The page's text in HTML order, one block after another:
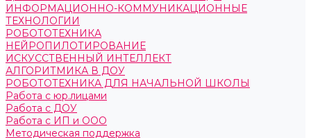
ИНФОРМАЦИОННО-КОММУНИКАЦИОННЫЕ
ТЕХНОЛОГИИ
РОБОТОТЕХНИКА
НЕЙРОПИЛОТИРОВАНИЕ
ИСКУССТВЕННЫЙ ИНТЕЛЛЕКТ
АЛГОРИТМИКА В ДОУ
РОБОТОТЕХНИКА ДЛЯ НАЧАЛЬНОЙ ШКОЛЫ
Работа с юр.лицами
Работа с ДОУ
Работа с ИП и ООО
Методическая поддержка